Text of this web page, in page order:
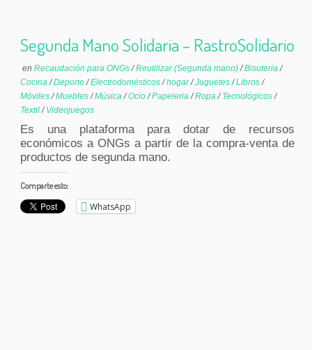
Segunda Mano Solidaria – RastroSolidario
en Recaudación para ONGs/Reutilizar (Segunda mano)/Bisuteria/
Cocina/Deporte/Electrodomésticos/hogar/Juguetes/Libros/
Móviles/Muebles/Música/Ocio/Papeleria/Ropa/ Tecnológicos/
Textil/ Videojuegos
Es una plataforma para dotar de recursos
económicos a ONGs a partir de la compra-venta de
productos de segunda mano.
Comparte esto:
WhatsApp